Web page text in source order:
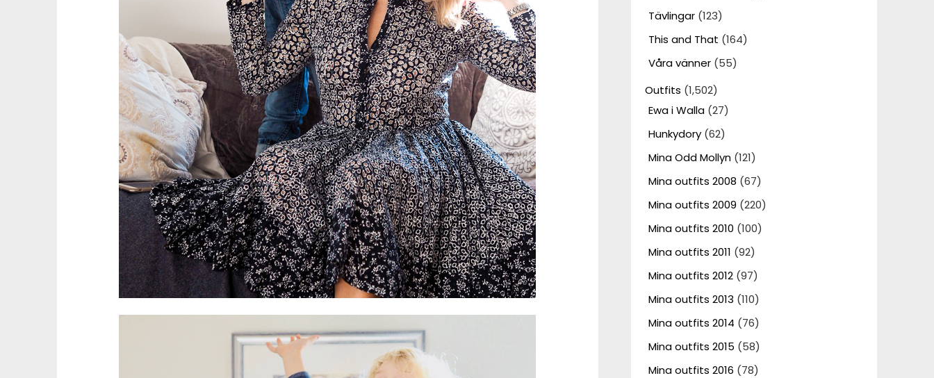
Tävlingar(123)
This and That (164)
Våra vänner(55)
Outfits (1,502)
Ewa i Walla(27)
Hunkydory(62)
Mina Odd Mollyn(121)
Mina outfits 2008 (67)
Mina outfits 2009 (220)
Mina outfits 2010 (100)
Mina outfits 2011 (92)
Mina outfits 2012(97)
Mina outfits 2013 (110)
Mina outfits 2014 (76)
Mina outfits 2015 (58)
Mina outfits 2016 (78)